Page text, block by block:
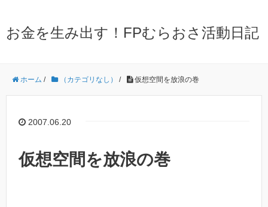
お金を生み出す！FPむらおさ活動日記
ホーム / （カテゴリなし） / 仮想空間を放浪の巻
2007.06.20
仮想空間を放浪の巻